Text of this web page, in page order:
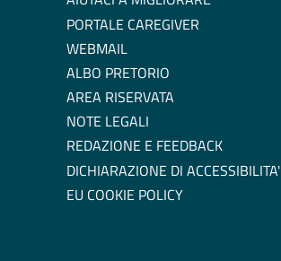
PORTALE CAREGIVER
WEBMAIL
ALBO PRETORIO
AREA RISERVATA
NOTE LEGALI
REDAZIONE E FEEDBACK
DICHIARAZIONE DI ACCESSIBILITA'
EU COOKIE POLICY